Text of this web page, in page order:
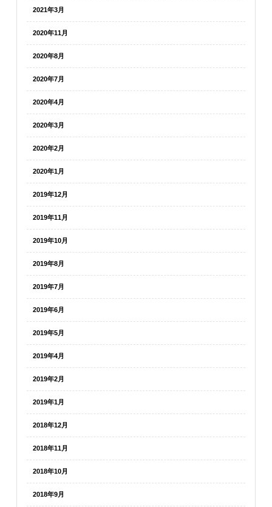
2021年3月
2020年11月
2020年8月
2020年7月
2020年4月
2020年3月
2020年2月
2020年1月
2019年12月
2019年11月
2019年10月
2019年8月
2019年7月
2019年6月
2019年5月
2019年4月
2019年2月
2019年1月
2018年12月
2018年11月
2018年10月
2018年9月